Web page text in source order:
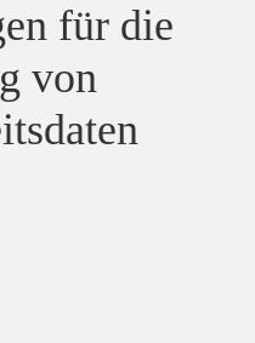
für die
von